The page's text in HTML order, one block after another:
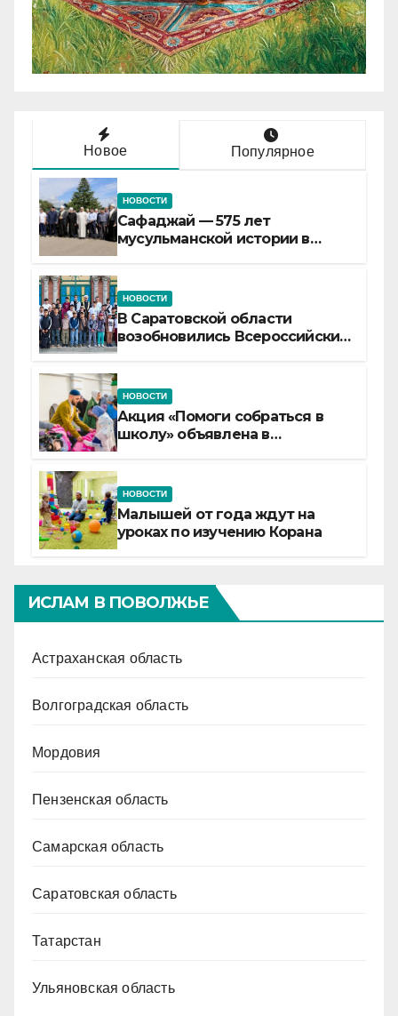
Новое Популярное
НОВОСТИ
Сафаджай — 575 лет
мусульманской истории в
НОВОСТИ
В Саратовской области
возобновились Всероссийские
НОВОСТИ
Акция «Помоги собраться в
школу» объявлена в
НОВОСТИ
Малышей от года ждут на
уроках по изучению Корана
ИСЛАМ В ПОВОЛЖЬЕ
Астраханская область
Волгоградская область
Мордовия
Пензенская область
Самарская область
Саратовская область
Татарстан
Ульяновская область